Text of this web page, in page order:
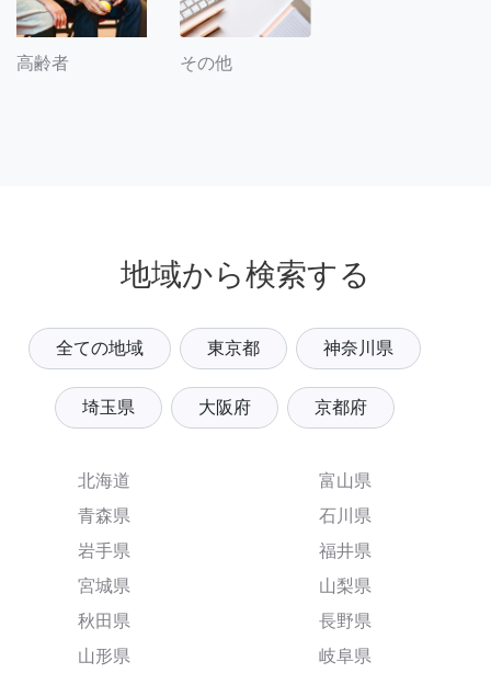
高齢者 その他
地域から検索する
全ての地域 東京都 神奈川県
埼玉県 大阪府 京都府
北海道
青森県
岩手県
宮城県
秋田県
山形県
富山県
石川県
福井県
山梨県
長野県
岐阜県